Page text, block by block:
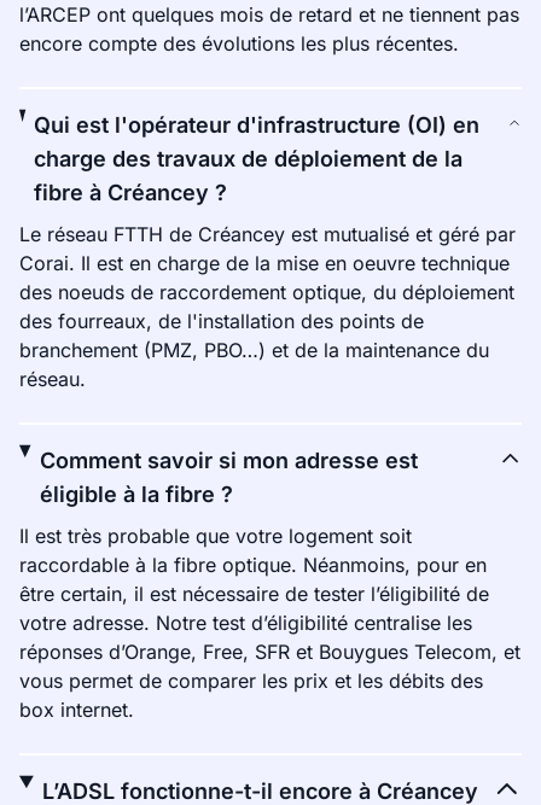
l’ARCEP ont quelques mois de retard et ne tiennent pas
encore compte des évolutions les plus récentes.
Qui est l'opérateur d'infrastructure (OI) en
charge des travaux de déploiement de la
fibre à Créancey ?
Le réseau FTTH de Créancey est mutualisé et géré par
Corai. Il est en charge de la mise en oeuvre technique
des noeuds de raccordement optique, du déploiement
des fourreaux, de l'installation des points de
branchement (PMZ, PBO…) et de la maintenance du
réseau.
Comment savoir si mon adresse est
éligible à la fibre ?
Il est très probable que votre logement soit
raccordable à la fibre optique. Néanmoins, pour en
être certain, il est nécessaire de tester l’éligibilité de
votre adresse. Notre test d’éligibilité centralise les
réponses d’Orange, Free, SFR et Bouygues Telecom, et
vous permet de comparer les prix et les débits des
box internet.
L’ADSL fonctionne-t-il encore à Créancey